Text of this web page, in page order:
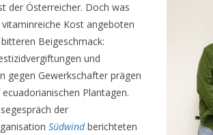
der Österreicher. Doch was
Kost angeboten
Beigeschmack:
und
gegen Gewerkschafter prägen
Plantagen.
der
Südwindberichteten